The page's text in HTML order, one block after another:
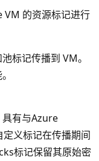
VM 的资源标记进行
标记传播到 VM。
具有与Azure
义标记在传播期间
标记保留其原始密